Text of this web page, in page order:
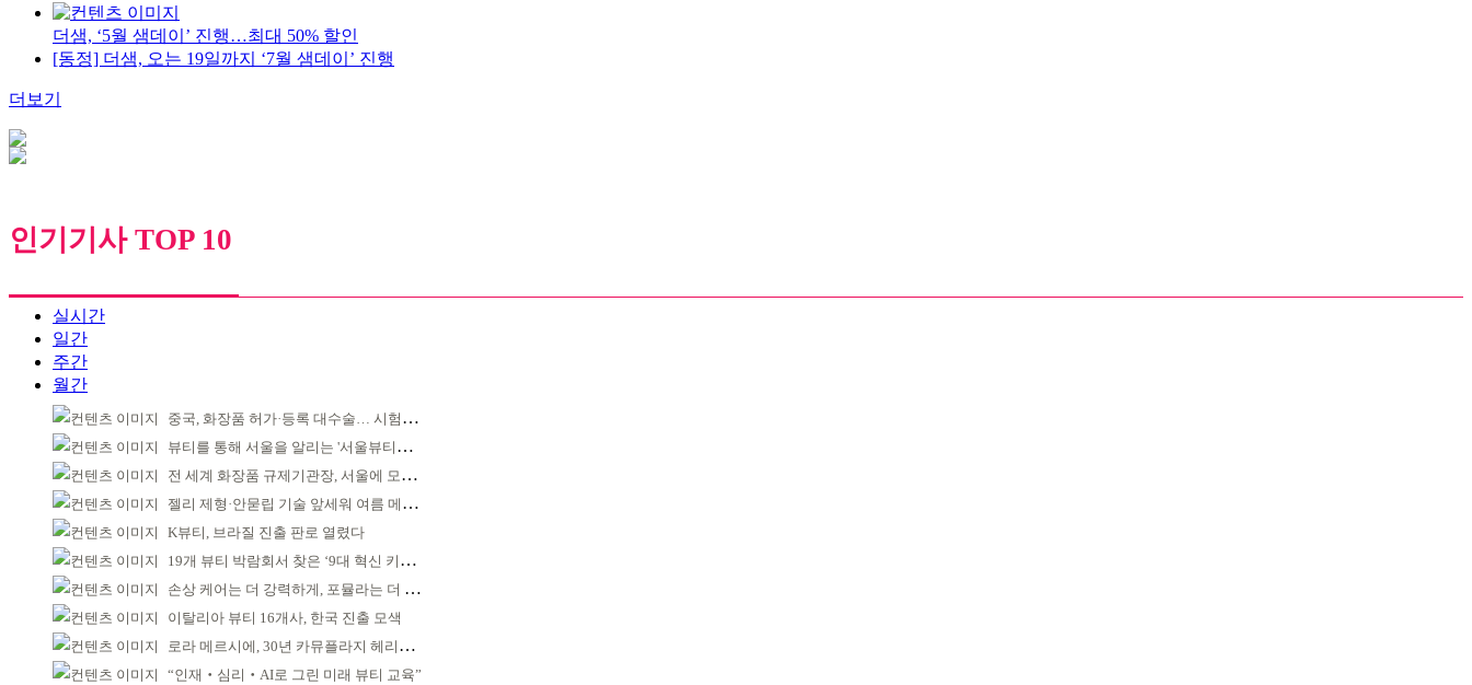
더샘, ‘5월 샘데이’ 진행…최대 50% 할인
[동정] 더샘, 오는 19일까지 ‘7월 샘데이’ 진행
더보기
인기기사 TOP 10
실시간
일간
주간
월간
중국, 화장품 허가·등록 대수술… 시험자료 공용 허용
뷰티를 통해 서울을 알리는 '서울뷰티위크' 성료
전 세계 화장품 규제기관장, 서울에 모인다
젤리 제형·안묻립 기술 앞세워 여름 메이크업 시장 공략
K뷰티, 브라질 진출 판로 열렸다
19개 뷰티 박람회서 찾은 ‘9대 혁신 키워드’
손상 케어는 더 강력하게, 포뮬라는 더 산뜻하게!
이탈리아 뷰티 16개사, 한국 진출 모색
로라 메르시에, 30년 카뮤플라지 헤리티지 담아
“인재‧심리‧AI로 그린 미래 뷰티 교육”